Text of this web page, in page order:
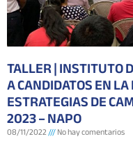
TALLER | INSTITUTO
A CANDIDATOS EN
ESTRATEGIAS DE
2023 – NAPO
08/11/2022 No hay comentarios